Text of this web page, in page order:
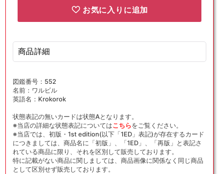
お気に入りに追加
商品詳細
図鑑番号：552
名前：ワルビル
英語名：Krokorok
状態表記の無いカードは状態Aとなります。
※当店の詳細な状態表記についてはこちらをご覧ください。
※当店では、初版・1st edition(以下「1ED」表記)が存在するカード
につきましては、商品名に「初版」、「1ED」、「再版」と表記さ
れている商品に限り、それを区別して販売しております。
特に記載がない商品に関しましては、商品画像に関係なく同じ商品
として区別せず販売しております。